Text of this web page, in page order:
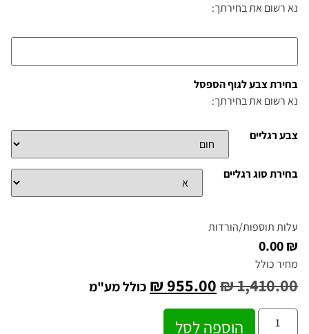
צבע רגליים
בחירת סוג רגליים
נא רשום את בחירתך:
בחירת צבע לגוף הספסל
נא רשום את בחירתך:
עלות תוספות/הורדות
₪ 0.00
מחיר כולל
₪1,410.00
₪955.00 כולל מע"מ
הוספה לסל